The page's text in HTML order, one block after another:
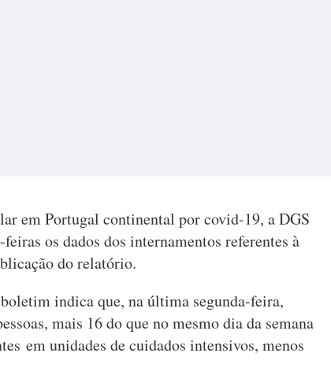
em Portugal continental por covid-19, a DGS
os dados dos internamentos referentes à
do relatório.
indica que, na última segunda-feira,
mais 16 do que no mesmo dia da semana
em unidades de cuidados intensivos, menos